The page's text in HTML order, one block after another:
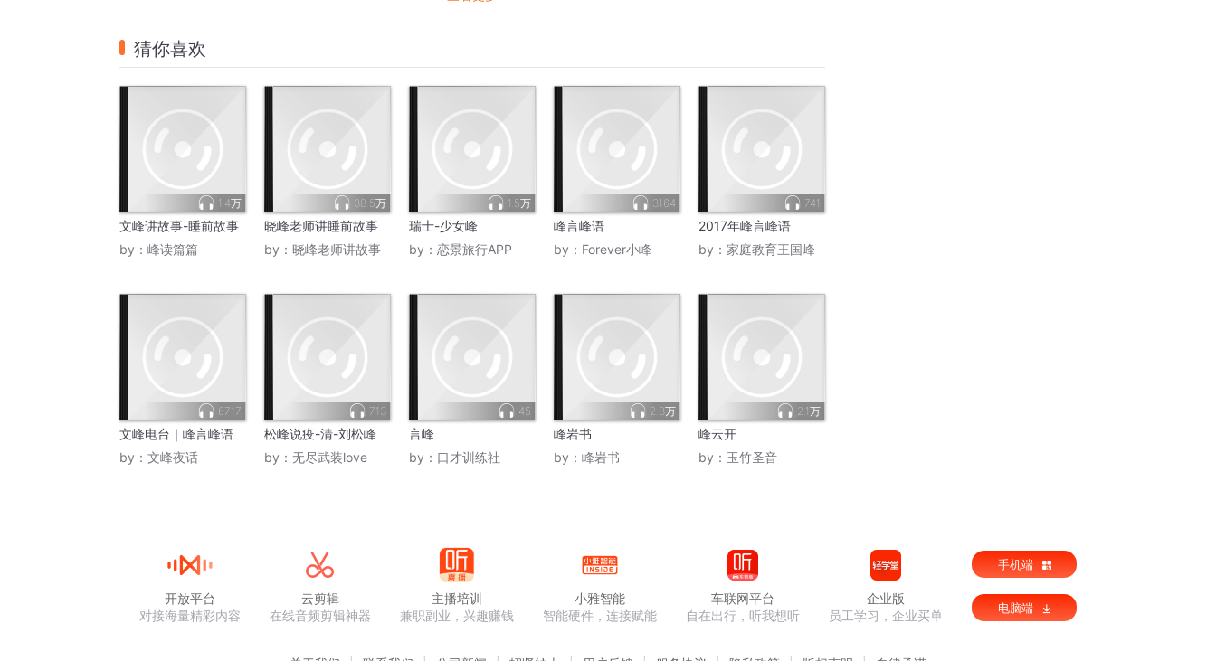
猜你喜欢
1.4万
文峰讲故事-睡前故事
by： 峰读篇篇
38.5万
晓峰老师讲睡前故事
by： 晓峰老师讲故事
1.5万
瑞士-少女峰
by： 恋景旅行APP
3164
峰言峰语
by： Forever小峰
741
2017年峰言峰语
by： 家庭教育王国峰
6717
文峰电台｜峰言峰语
by： 文峰夜话
713
松峰说疫-清-刘松峰
by： 无尽武装love
45
言峰
by： 口才训练社
2.8万
峰岩书
by： 峰岩书
2.1万
峰云开
by： 玉竹圣音
开放平台
对接海量精彩内容
云剪辑
在线音频剪辑神器
主播培训
兼职副业，兴趣赚钱
小雅智能
智能硬件，连接赋能
车联网平台
自在出行，听我想听
企业版
员工学习，企业买单
手机端
电脑端